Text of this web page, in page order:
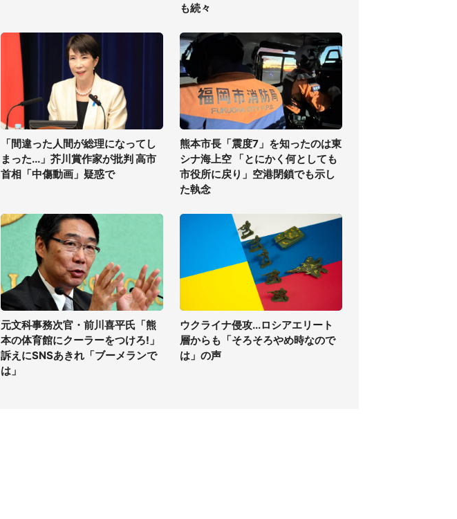
も続々
「間違った人間が総理になってし
まった...」芥川賞作家が批判 高市
首相「中傷動画」疑惑で
熊本市長「震度7」を知ったのは東
シナ海上空 「とにかく何としても
市役所に戻り」空港閉鎖でも示し
た執念
元文科事務次官・前川喜平氏「熊
本の体育館にクーラーをつけろ!」
訴えにSNSあきれ「ブーメランで
は」
ウクライナ侵攻...ロシアエリート
層からも「そろそろやめ時なので
は」の声